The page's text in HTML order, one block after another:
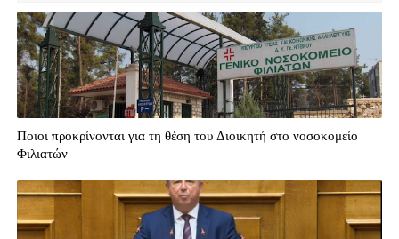
Ποιοι προκρίνονται για τη θέση του Διοικητή στο νοσοκομείο
Φιλιατών